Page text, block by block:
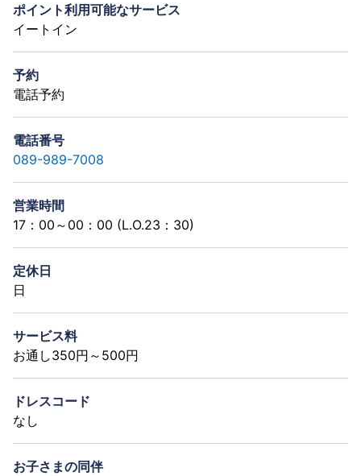
ポイント利用可能なサービス
イートイン
予約
電話予約
電話番号
089-989-7008
営業時間
17：00～00：00 (L.O.23：30)
定休日
日
サービス料
お通し350円～500円
ドレスコード
なし
お子さまの同伴